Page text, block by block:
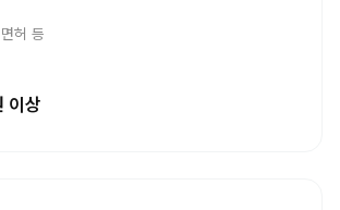
허 등
이상